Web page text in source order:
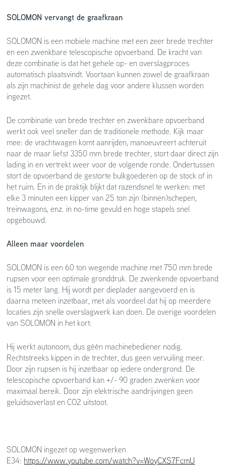
SOLOMON vervangt de graafkraan
SOLOMON is een mobiele machine met een zeer brede trechter
en een zwenkbare telescopische opvoerband. De kracht van
deze combinatie is dat het gehele op- en overslagproces
automatisch plaatsvindt. Voortaan kunnen zowel de graafkraan
als zijn machinist de gehele dag voor andere klussen worden
ingezet.
De combinatie van brede trechter en zwenkbare opvoerband
werkt ook veel sneller dan de traditionele methode. Kijk maar
mee: de vrachtwagen komt aanrijden, manoeuvreert achteruit
naar de maar liefst 3350 mm brede trechter, stort daar direct zijn
lading in en vertrekt weer voor de volgende ronde. Ondertussen
stort de opvoerband de gestorte bulkgoederen op de stock of in
het ruim. En in de praktijk blijkt dat razendsnel te werken: met
elke 3 minuten een kipper van 25 ton zijn (binnen)schepen,
treinwagons, enz. in no-time gevuld en hoge stapels snel
opgebouwd.
Alleen maar voordelen
SOLOMON is een 60 ton wegende machine met 750 mm brede
rupsen voor een optimale gronddruk. De zwenkende opvoerband
is 15 meter lang. Hij wordt per dieplader aangevoerd en is
daarna meteen inzetbaar, met als voordeel dat hij op meerdere
locaties zijn snelle overslagwerk kan doen. De overige voordelen
van SOLOMON in het kort:
Hij werkt autonoom, dus géén machinebediener nodig.
Rechtstreeks kippen in de trechter, dus geen vervuiling meer.
Door zijn rupsen is hij inzetbaar op iedere ondergrond. De
telescopische opvoerband kan +/- 90 graden zwenken voor
maximaal bereik. Door zijn elektrische aandrijvingen geen
geluidsoverlast en CO2 uitstoot.
SOLOMON ingezet op wegenwerken
E34: https://www.youtube.com/watch?v=WoyCXS7FcmU